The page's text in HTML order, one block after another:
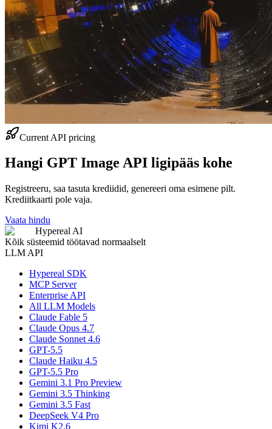
Current API pricing
Hangi GPT Image API ligipääs kohe
Registreeru, saa tasuta krediidid, genereeri oma esimene pilt.
Krediitkaarti pole vaja.
Vaata hindu
Hypereal AI
Kõik süsteemid töötavad normaalselt
LLM API
Hypereal SDK
MCP Server
Enterprise API
All LLM Models
Claude Fable 5
Claude Opus 4.7
Claude Sonnet 4.6
GPT-5.5
Claude Haiku 4.5
GPT-5.5 Pro
Gemini 3.1 Pro Preview
Gemini 3.5 Thinking
Gemini 3.5 Fast
DeepSeek V4 Pro
Kimi K2.6